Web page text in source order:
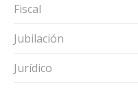
Fiscal
Jubilación
Jurídico